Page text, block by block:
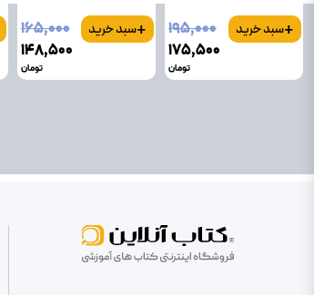
+سبد خرید
۱۹۵٬۰۰۰
۱۷۵٬۵۰۰
تومان
+سبد خرید
۱۶۵٬۰۰۰
۱۴۸٬۵۰۰
تومان